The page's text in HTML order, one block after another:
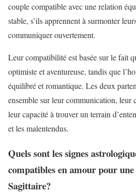
couple compatible avec une relation
stable, s’ils apprennent à surmonter
communiquer ouvertement.
Leur compatibilité est basée sur le fait
optimiste et aventureuse, tandis que
équilibré et romantique. Les deux
ensemble sur leur communication, leur
leur capacité à trouver un terrain
et les malentendus.
Quels sont les signes
compatibles en amour pour
Sagittaire?